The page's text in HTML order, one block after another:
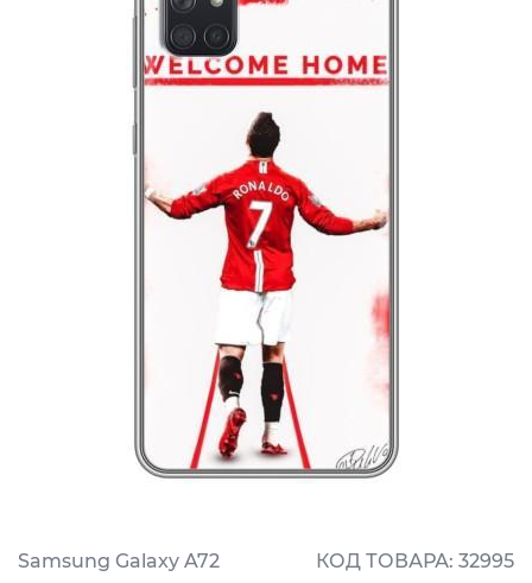
Samsung Galaxy A72 КОД ТОВАРА: 32995